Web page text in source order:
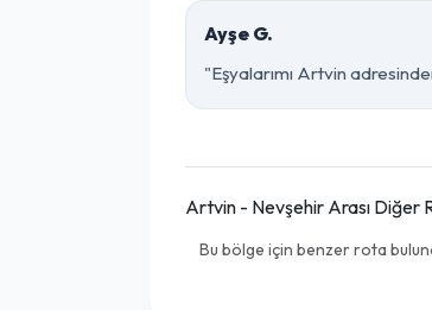
Ayşe G.
"Eşyalarımı Artvin
Artvin - Nevşehir Arası Diğer
Bu bölge için benzer rota